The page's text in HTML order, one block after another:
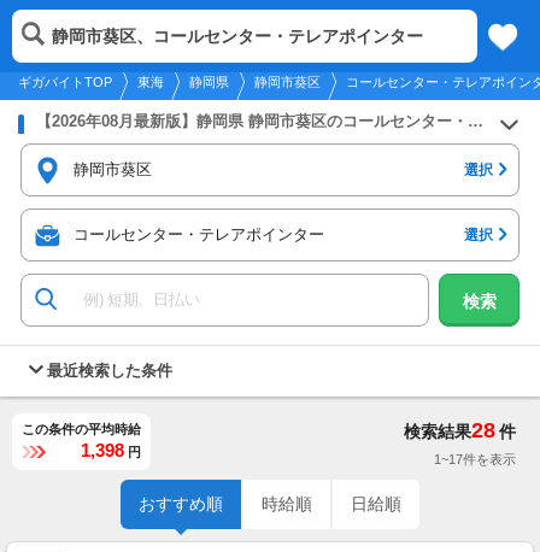
2026年8月9日更新
東海
メニュー
ギガバイトTOP 東海 静岡県 静岡市葵区 コールセンター・テレアポイン
静岡市葵区、コールセンター・テレアポインター
【2026年08月最新版】静岡県 静岡市葵区のコールセンター・テレアポインターのバイト・アルバイト・パートの求人募集情報
静岡市葵区 選択
コールセンター・テレアポインター 選択
検索
最近検索した条件
この条件の平均時給
1,398 円
検索結果28件
1~17件を表示
おすすめ順 時給順 日給順